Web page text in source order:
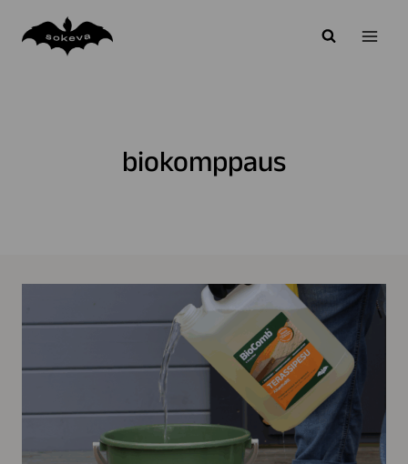
sisältöön
biokomppaus